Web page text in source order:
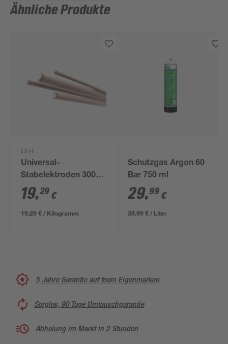
Ähnliche Produkte
CFH
Universal-
Stabelektroden 300
mm 1 kg
19,29 €
19,29 € / Kilogramm
Schutzgas Argon 60
Bar 750 ml
29,99 €
39,99 € / Liter
5 Jahre Garantie auf toom Eigenmarken
Sorglos, 90 Tage Umtauschgarantie
Abholung im Markt in 2 Stunden